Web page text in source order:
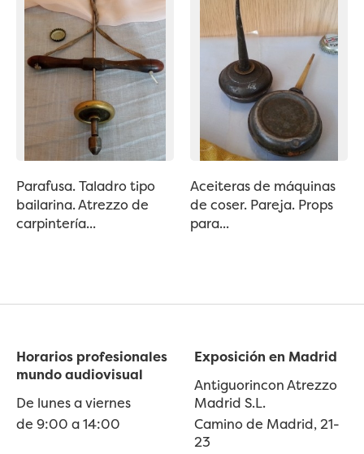
Parafusa. Taladro tipo
bailarina. Atrezzo de
carpintería...
Aceiteras de máquinas
de coser. Pareja. Props
para...
Horarios profesionales
mundo audiovisual
De lunes a viernes
de 9:00 a 14:00
Exposición en Madrid
Antiguorincon Atrezzo
Madrid S.L.
Camino de Madrid, 21-
23